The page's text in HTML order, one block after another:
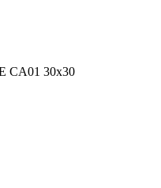
CA01 30x30